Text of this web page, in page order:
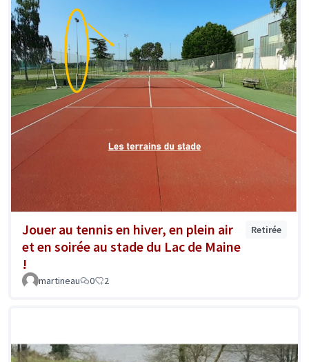
Jouer au tennis en hiver, en plein air
et en soirée au stade du Lac de Maine
!
Retirée
martineau 0 2